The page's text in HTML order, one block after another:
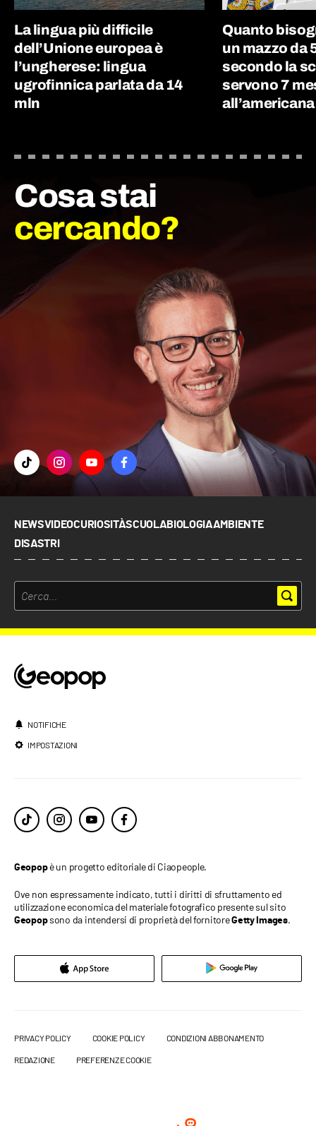
La lingua più difficile
dell’Unione europea è
l’ungherese: lingua
ugrofinnica parlata da 14
mln
Quanto
un mazzo da
secondo la
servono 7
all’americana
Cosa stai
cercando?
NEWSVIDEOCURIOSITÀSCUOLABIOLOGIAAMBIENTE
DISASTRI
NOTIFICHE
IMPOSTAZIONI
Geopopè un progetto editoriale di Ciaopeople.
Ove non espressamente indicato, tutti i diritti di sfruttamento ed
utilizzazione economica del materiale fotografico presente sul sito
Geopopsono da intendersi di proprietà del fornitoreGetty Images.
PRIVACY POLICY COOKIE POLICY CONDIZIONI ABBONAMENTO
REDAZIONE PREFERENZE COOKIE